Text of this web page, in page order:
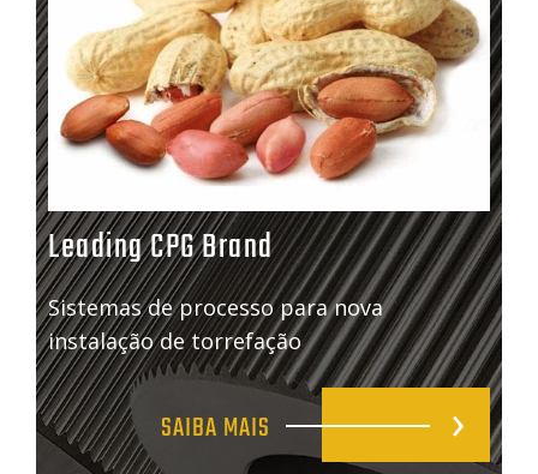
Leading CPG Brand
Sistemas de processo para nova
instalação de torrefação
SAIBA MAIS